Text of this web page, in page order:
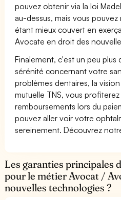
pouvez obtenir via la loi
au-dessus, mais vous
étant mieux couvert en
Avocate en droit des
Finalement, c'est un peu plus
sérénité concernant votre
problèmes dentaires, la
mutuelle TNS, vous
remboursements lors du
pouvez aller voir votre
sereinement. Découvrez
Les garanties principales
pour le métier Avocat /
nouvelles technologies ?